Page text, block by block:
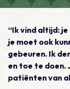
“Ik vind altijd:
je moet ook
gebeuren. Ik
en toe te
patiënten van